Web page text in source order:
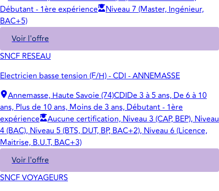
Débutant - 1ère expérience
Niveau 7 (Master, Ingénieur,
BAC+5)
Voir l'offre
SNCF RESEAU
Electricien basse tension (F/H) - CDI - ANNEMASSE
Annemasse, Haute Savoie (74)CDIDe 3 à 5 ans, De 6 à 10
ans, Plus de 10 ans, Moins de 3 ans, Débutant - 1ère
expérience
Aucune certification, Niveau 3 (CAP, BEP), Niveau
4 (BAC), Niveau 5 (BTS, DUT, BP, BAC+2), Niveau 6 (Licence,
Maitrise, B.U.T, BAC+3)
Voir l'offre
SNCF VOYAGEURS